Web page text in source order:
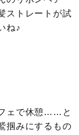
ストレートが試
ね♪
ェで休憩……と
掴みにするもの